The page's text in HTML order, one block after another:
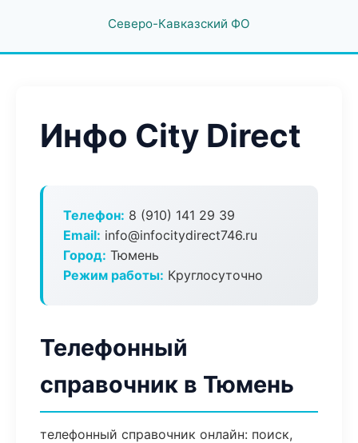
Северо-Кавказский ФО
Инфо City Direct
Телефон: 8 (910) 141 29 39
Email: info@infocitydirect746.ru
Город: Тюмень
Режим работы: Круглосуточно
Телефонный
справочник в Тюмень
телефонный справочник онлайн: поиск,